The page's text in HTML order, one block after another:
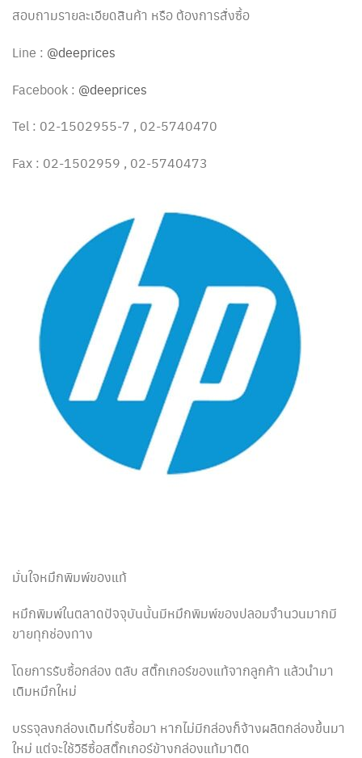
สอบถามรายละเอียดสินค้า หรือ ต้องการสั่งซื้อ
Line : @deeprices
Facebook : @deeprices
Tel : 02-1502955-7 , 02-5740470
Fax : 02-1502959 , 02-5740473
มั่นใจหมึกพิมพ์ของแท้
หมึกพิมพ์ในตลาดปัจจุบันนั้นมีหมึกพิมพ์ของปลอมจำนวนมากมี
ขายทุกช่องทาง
โดยการรับซื้อกล่อง ตลับ สติ๊กเกอร์ของแท้จากลูกค้า แล้วนำมา
เติมหมึกใหม่
บรรจุลงกล่องเดิมที่รับซื้อมา หากไม่มีกล่องก็จ้างผลิตกล่องขึ้นมา
ใหม่ แต่จะใช้วิธีซื้อสติ๊กเกอร์ข้างกล่องแท้มาติด